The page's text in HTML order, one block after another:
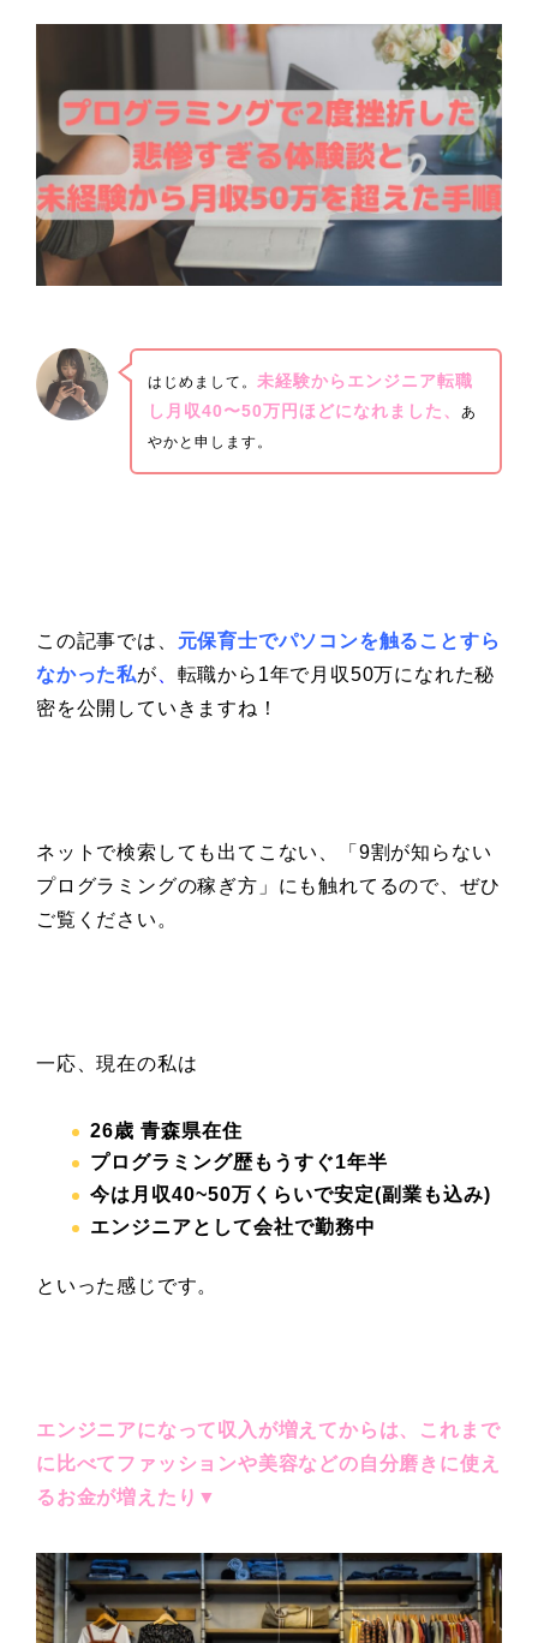
はじめまして。 未経験からエンジニア転職
し月収40〜50万円ほどになれました、 あ
やかと申します。
この記事では、 元保育士でパソコンを触ることすら
なかった私が
転職から1年で月収50万になれた秘
密を公開していきますね！
ネットで検索しても出てこない、「9割が知らない
プログラミングの稼ぎ方」にも触れてるので、ぜひ
ご覧ください。
一応、現在の私は
26歳 青森県在住
プログラミング歴もうすぐ1年半
今は月収40~50万くらいで安定(副業も込み)
エンジニアとして会社で勤務中
といった感じです。
エンジニアになって収入が増えてからは、これまで
に比べてファッションや美容などの自分磨きに使え
るお金が増えたり▼